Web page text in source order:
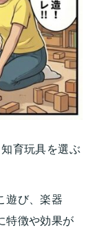
育玩具を選ぶ
遊び、楽器
特徴や効果が